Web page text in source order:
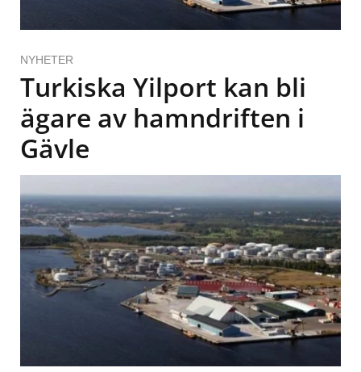
NYHETER
Turkiska Yilport kan bli
ägare av hamndriften i
Gävle